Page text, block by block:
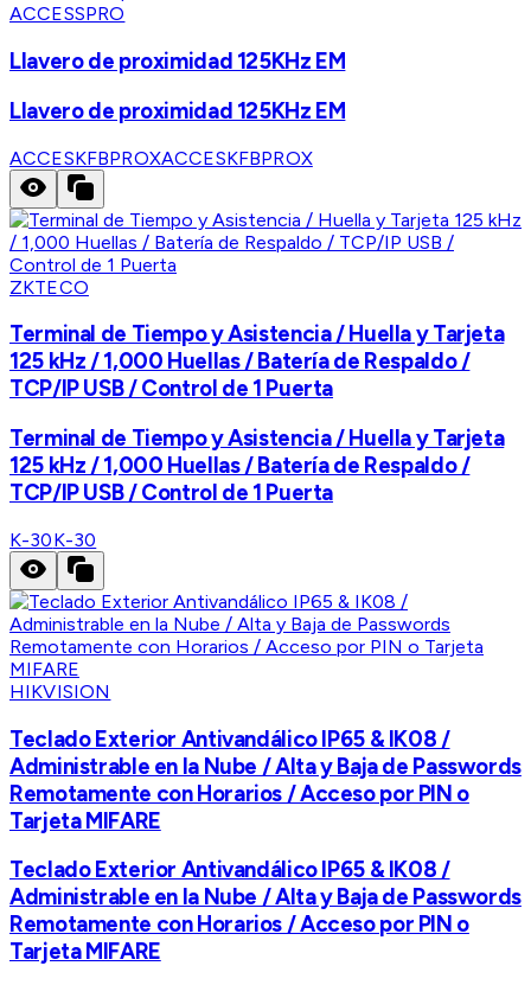
ACCESSPRO
Llavero de proximidad 125KHz EM
Llavero de proximidad 125KHz EM
ACCESKFBPROXACCESKFBPROX
ZKTECO
Terminal de Tiempo y Asistencia / Huella y Tarjeta
125 kHz / 1,000 Huellas / Batería de Respaldo /
TCP/IP USB / Control de 1 Puerta
Terminal de Tiempo y Asistencia / Huella y Tarjeta
125 kHz / 1,000 Huellas / Batería de Respaldo /
TCP/IP USB / Control de 1 Puerta
K-30K-30
HIKVISION
Teclado Exterior Antivandálico IP65 & IK08 /
Administrable en la Nube / Alta y Baja de Passwords
Remotamente con Horarios / Acceso por PIN o
Tarjeta MIFARE
Teclado Exterior Antivandálico IP65 & IK08 /
Administrable en la Nube / Alta y Baja de Passwords
Remotamente con Horarios / Acceso por PIN o
Tarjeta MIFARE